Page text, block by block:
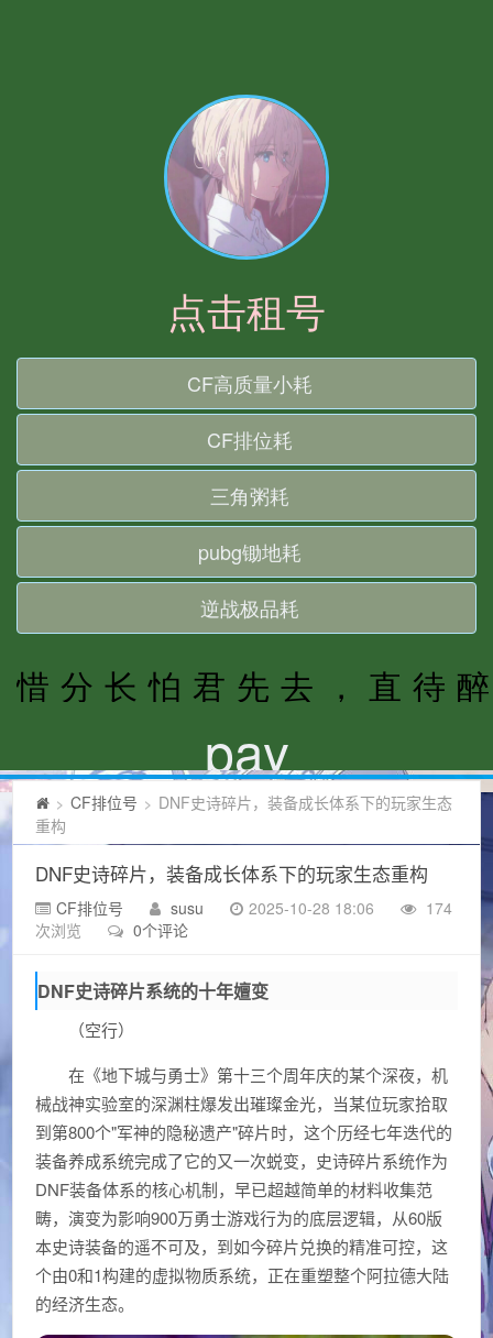
> CF排位号 > DNF史诗碎片，装备成长体系下的玩家生态
重构
DNF史诗碎片，装备成长体系下的玩家生态重构
CF排位号 susu 2025-10-28 18:06
174
次浏览
0个评论
DNF史诗碎片系统的十年嬗变
（空行）
在《地下城与勇士》第十三个周年庆的某个深夜，机
械战神实验室的深渊柱爆发出璀璨金光，当某位玩家拾取
到第800个"军神的隐秘遗产"碎片时，这个历经七年迭代的
装备养成系统完成了它的又一次蜕变，史诗碎片系统作为
DNF装备体系的核心机制，早已超越简单的材料收集范
畴，演变为影响900万勇士游戏行为的底层逻辑，从60版
本史诗装备的遥不可及，到如今碎片兑换的精准可控，这
个由0和1构建的虚拟物质系统，正在重塑整个阿拉德大陆
的经济生态。